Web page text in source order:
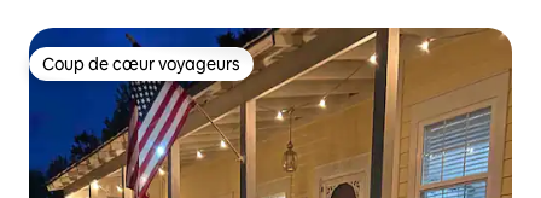
Coup de cœur voyageurs
Coup de cœur voyageurs